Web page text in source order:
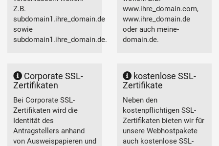
Z.B.
subdomain1.ihre_domain.de
sowie
subdomain1.ihre_domain.de.
www.ihre_domain.com,
www.ihre_domain.de
oder auch meine-
domain.de.
Corporate SSL-
Zertifikaten
Bei Corporate SSL-
Zertifikaten wird die
Identität des
Antragstellers anhand
von Ausweispapieren und
kostenlose SSL-
Zertifikate
Neben den
kostenpflichtigen SSL-
Zertifikaten bieten wir für
unsere Webhostpakete
auch kostenlose SSL-